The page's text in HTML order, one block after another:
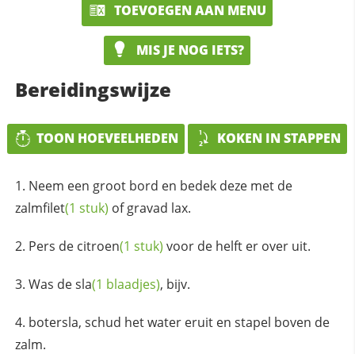
TOEVOEGEN AAN MENU
MIS JE NOG IETS?
Bereidingswijze
TOON HOEVEELHEDEN KOKEN IN STAPPEN
Neem een groot bord en bedek deze met de
zalmfilet(1 stuk) of gravad lax.
Pers de citroen(1 stuk) voor de helft er over uit.
Was desla(1 blaadjes), bijv.
botersla, schud het water eruit en stapel boven de
zalm.